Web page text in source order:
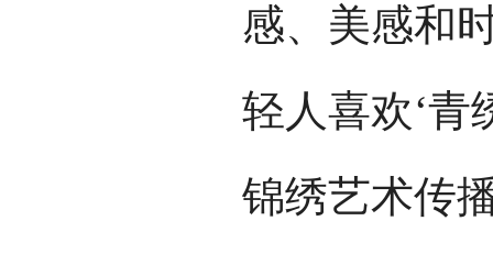
感、美感和
轻人喜欢‘青
锦绣艺术传